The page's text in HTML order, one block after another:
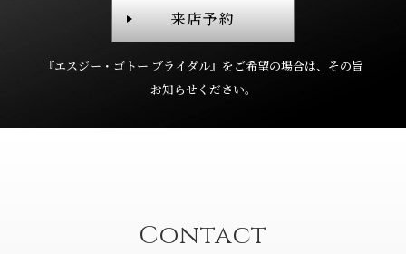
来店予約
『エスジー・ゴトー ブライダル』をご希望の場合は、 その旨
お知らせください。
Contact